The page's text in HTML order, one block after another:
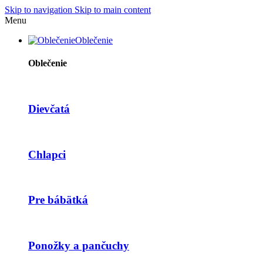
Skip to navigation Skip to main content
Menu
Oblečenie
Oblečenie
Dievčatá
Chlapci
Pre bábätká
Ponožky a pančuchy